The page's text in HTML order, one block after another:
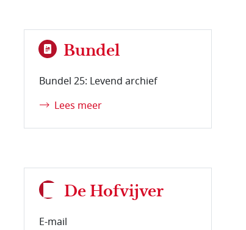
Bundel
Bundel 25: Levend archief
Lees meer
De Hofvijver
E-mail